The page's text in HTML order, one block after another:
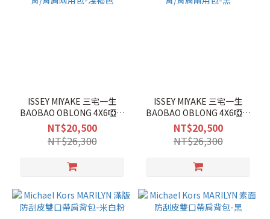
ISSEY MIYAKE 三宅一生
BAOBAO OBLONG 4X6啞光
斜背/背肩兩用包-淺褐色
NT$20,500
NT$26,300
ISSEY MIYAKE 三宅一生
BAOBAO OBLONG 4X6啞光
斜背/背肩兩用包-黑
NT$20,500
NT$26,300